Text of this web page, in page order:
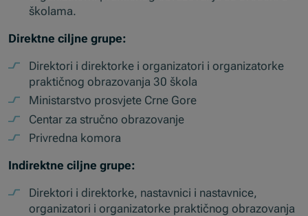
školama.
Direktne ciljne grupe:
Direktori i direktorke i organizatori i organizatorke
praktičnog obrazovanja 30 škola
Ministarstvo prosvjete Crne Gore
Centar za stručno obrazovanje
Privredna komora
Indirektne ciljne grupe:
Direktori i direktorke, nastavnici i nastavnice,
organizatori i organizatorke praktičnog obrazovanja